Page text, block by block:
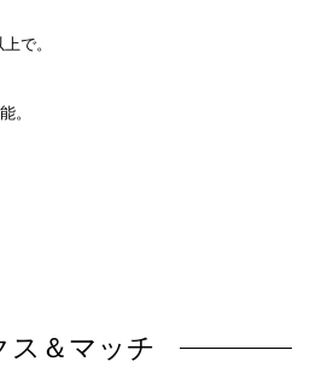
で。
。
ス＆マッチ